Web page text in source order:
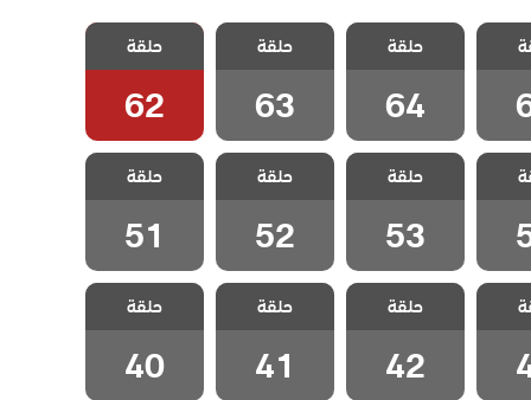
هيا
مسلسل هيا
لنذهب الحلقة
64
حلقة
64
مسلسل هيا
لنذهب الحلقة
63
حلقة
63
مسلسل هيا
لنذهب الحلقة
62
حلقة
62
هيا
مسلسل هيا
لنذهب الحلقة
53
حلقة
53
مسلسل هيا
لنذهب الحلقة
52
حلقة
52
مسلسل هيا
لنذهب الحلقة
51
حلقة
51
هيا
مسلسل هيا
لنذهب الحلقة
42
حلقة
42
مسلسل هيا
لنذهب الحلقة
41
حلقة
41
مسلسل هيا
لنذهب الحلقة
40
حلقة
40